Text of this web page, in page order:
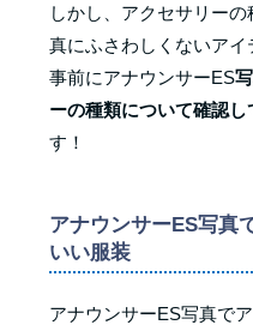
しかし、アクセサリー
真にふさわしくないアイ
事前にアナウンサーES
ーの種類について確認
す！
アナウンサーES写真
いい服装
アナウンサーES写真で